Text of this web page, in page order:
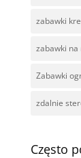
zabawki
zabawki na
Zabawki
zdalnie
Często